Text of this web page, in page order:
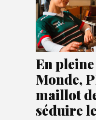
En
Monde,
maillot
séduire